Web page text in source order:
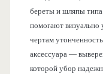
береты и шляпы
помогают визуально
чертам
аксессуара —
которой убор